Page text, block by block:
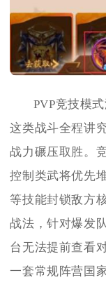
PVP竞技模
这类战斗全程讲
战力碾压取胜。
控制类武将优先
等技能封锁敌方
战法，针对爆发
台无法提前查看
一套常规阵营国